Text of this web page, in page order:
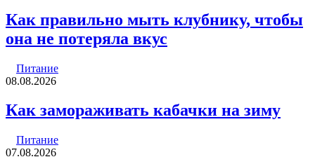
Как правильно мыть клубнику, чтобы
она не потеряла вкус
Питание
08.08.2026
Как замораживать кабачки на зиму
Питание
07.08.2026